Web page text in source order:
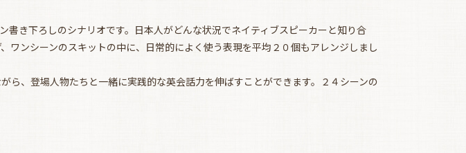
き下ろしのシナリオです。日本人がどんな状況でネイティブスピーカーと知り合
ンシーンのスキットの中に、日常的によく使う表現を平均２０個もアレンジしまし
、登場人物たちと一緒に実践的な英会話力を伸ばすことができます。２４シーンの